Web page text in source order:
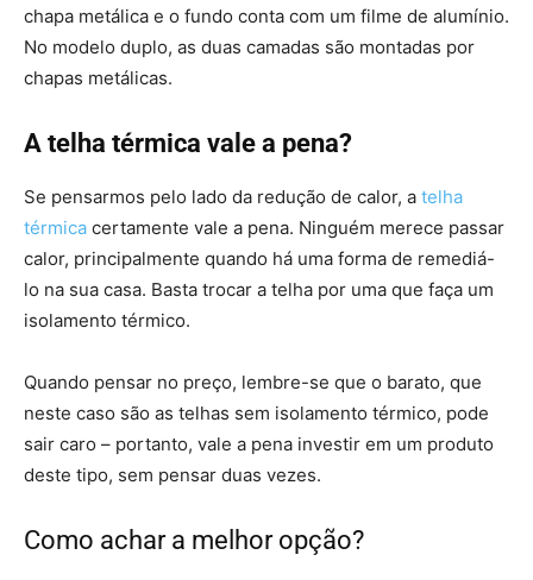
chapa metálica e o fundo conta com um filme de alumínio.
No modelo duplo, as duas camadas são montadas por
chapas metálicas.
A telha térmica vale a pena?
Se pensarmos pelo lado da redução de calor, a telha
térmica certamente vale a pena. Ninguém merece passar
calor, principalmente quando há uma forma de remediá-
lo na sua casa. Basta trocar a telha por uma que faça um
isolamento térmico.
Quando pensar no preço, lembre-se que o barato, que
neste caso são as telhas sem isolamento térmico, pode
sair caro – portanto, vale a pena investir em um produto
deste tipo, sem pensar duas vezes.
Como achar a melhor opção?